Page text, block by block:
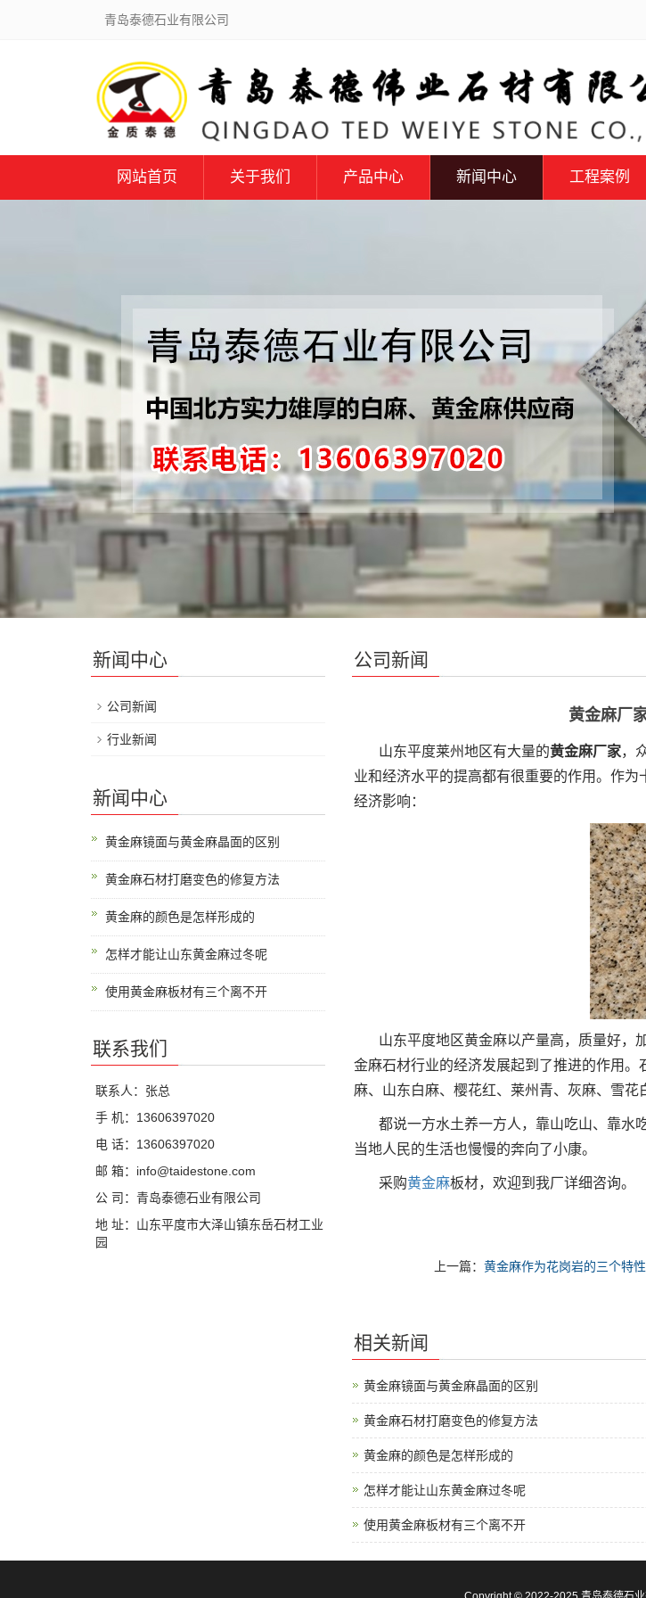
青岛泰德石业有限公司
网站首页 关于我们 产品中心 新闻中心 工程案例
公司新闻
黄金麻厂
山东平度莱州地区有大量的黄金麻厂家，
业和经济水平的提高都有很重要的作用。作
经济影响：
山东平度地区黄金麻以产量高，质量好，
金麻石材行业的经济发展起到了推进的作用
麻、山东白麻、樱花红、莱州青、灰麻、雪花
都说一方水土养一方人，靠山吃山、靠水吃
当地人民的生活也慢慢的奔向了小康。
采购黄金麻板材，欢迎到我厂详细咨询。
上一篇：黄金麻作为花岗岩的三个特性
相关新闻
黄金麻镜面与黄金麻晶面的区别
黄金麻石材打磨变色的修复方法
黄金麻的颜色是怎样形成的
怎样才能让山东黄金麻过冬呢
使用黄金麻板材有三个离不开
新闻中心
公司新闻
行业新闻
新闻中心
黄金麻镜面与黄金麻晶面的区别
黄金麻石材打磨变色的修复方法
黄金麻的颜色是怎样形成的
怎样才能让山东黄金麻过冬呢
使用黄金麻板材有三个离不开
联系我们
联系人：张总
手 机：13606397020
电 话：13606397020
邮 箱：info@taidestone.com
公 司：青岛泰德石业有限公司
地 址：山东平度市大泽山镇东岳石材工业
园